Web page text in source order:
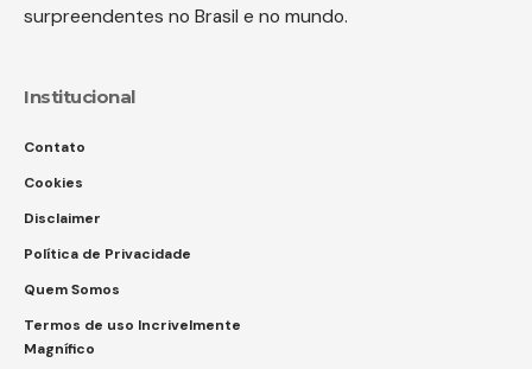
surpreendentes no Brasil e no mundo.
Institucional
Contato
Cookies
Disclaimer
Política de Privacidade
Quem Somos
Termos de uso Incrivelmente
Magnífico